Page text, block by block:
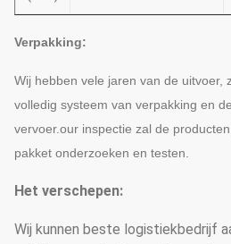
Verpakking:
Wij hebben vele jaren van de uitvoer,
volledig systeem van verpakking en
vervoer.our inspectie zal de
pakket onderzoeken en testen.
Het verschepen:
Wij kunnen beste logistiekbedrijf